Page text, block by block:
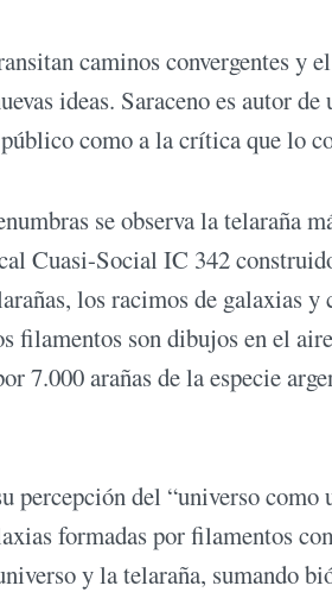
caminos convergentes y
ideas. Saraceno es autor
como a la crítica que lo
se observa la telaraña
Cuasi-Social IC 342
los racimos de galaxias
filamentos son dibujos en el
7.000 arañas de la especie
percepción del “universo
formadas por filamentos
y la telaraña, sumando